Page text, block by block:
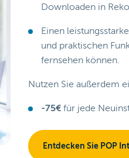
Downloaden in
Einen
und praktischen
fernsehen können.
Nutzen Sie außerdem
-75€ für jede
Entdecken Sie POP